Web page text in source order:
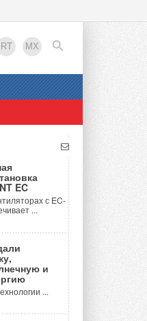
RT MX
EN
EC
с EC-
...
и
...